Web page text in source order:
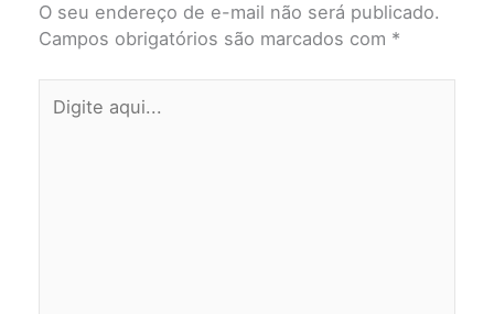
O seu endereço de e-mail não será publicado.
Campos obrigatórios são marcados com *
aqui...